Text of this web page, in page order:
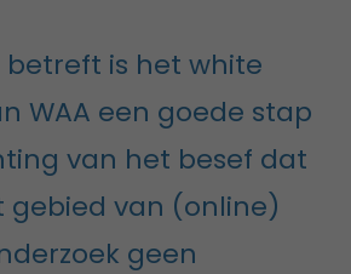
betreft is het white
WAA een goede stap
van het besef dat
gebied van (online)
geen